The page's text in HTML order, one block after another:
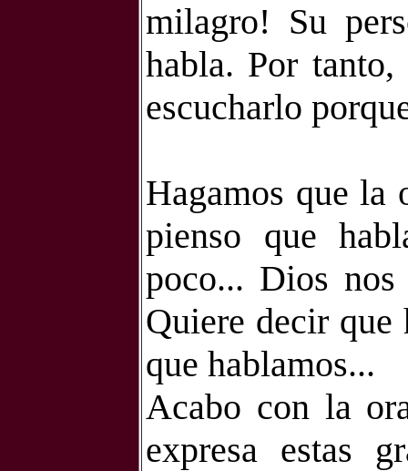
milagro! Su
habla. Por
escucharlo
Hagamos que la
pienso que
poco... Dios
Quiere decir que
que hablamos...
Acabo con la
expresa estas